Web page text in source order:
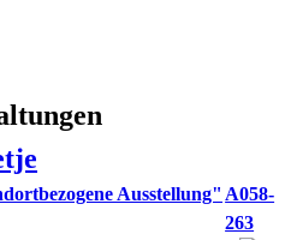
Ausstellung" A058-
263